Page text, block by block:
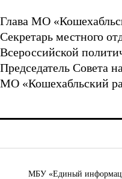
Глава МО
Секретарь местного
Всероссийской
Председатель Совета
МО «Кошехабльский
МБУ «Единый